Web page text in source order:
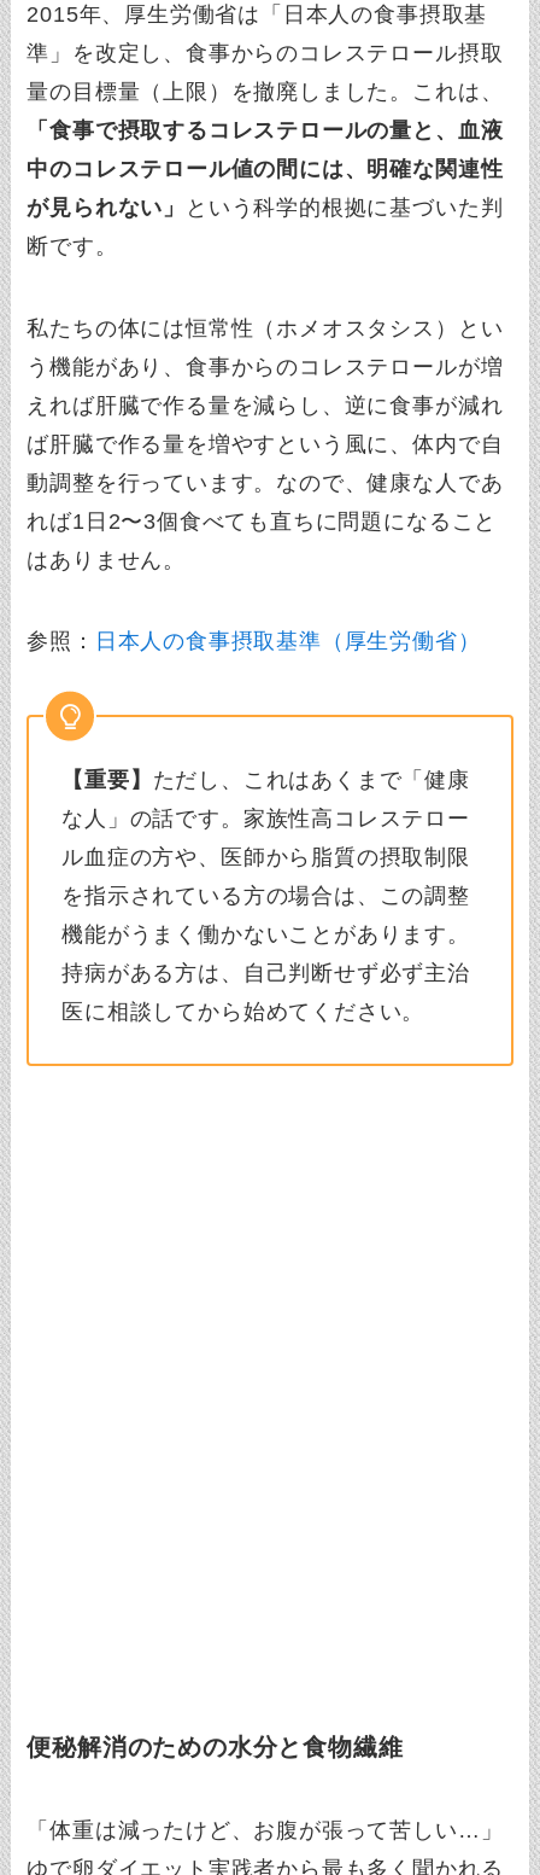
2015年、厚生労働省は「日本人の食事摂取基
準」を改定し、食事からのコレステロール摂取
量の目標量（上限）を撤廃しました。これは、
「食事で摂取するコレステロールの量と、血液
中のコレステロール値の間には、明確な関連性
が見られない」
という科学的根拠に基づいた判
断です。
私たちの体には恒常性（ホメオスタシス）とい
う機能があり、食事からのコレステロールが増
えれば肝臓で作る量を減らし、逆に食事が減れ
ば肝臓で作る量を増やすという風に、体内で自
動調整を行っています。なので、健康な人であ
れば1日2〜3個食べても直ちに問題になること
はありません。
参照： 日本人の食事摂取基準（厚生労働省）
【重要】 ただし、これはあくまで「健康
な人」の話です。家族性高コレステロー
ル血症の方や、医師から脂質の摂取制限
を指示されている方の場合は、この調整
機能がうまく働かないことがあります。
持病がある方は、自己判断せず必ず主治
医に相談してから始めてください。
便秘解消のための水分と食物繊維
「体重は減ったけど、お腹が張って苦しい…」
ゆで卵ダイエット実践者から最も多く聞かれる